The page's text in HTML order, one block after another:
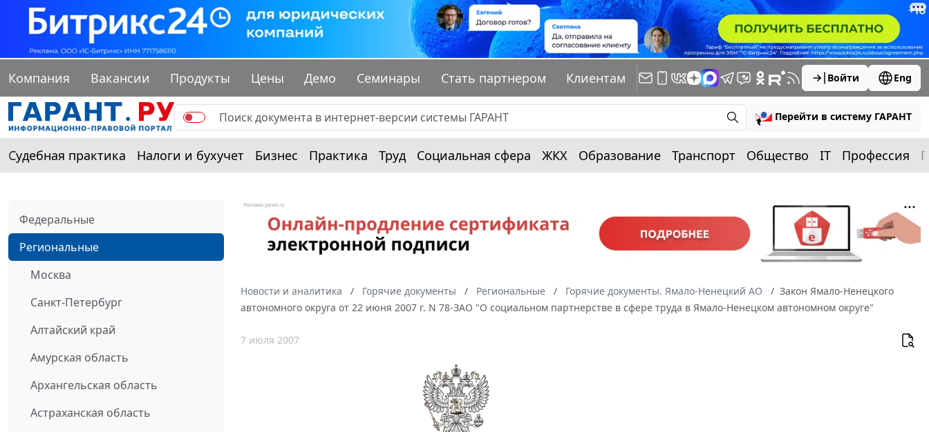
Компания Вакансии Продукты Цены Демо Семинары Стать партнером Клиентам Войти Eng
Перейти в систему ГАРАНТ
Судебная практика Налоги и бухучет Бизнес Практика Труд Социальная сфера ЖКХ Образование Транспорт Общество IT Профессия
Федеральные
Региональные
Москва
Санкт-Петербург
Алтайский край
Амурская область
Архангельская область
Астраханская область
Новости и аналитика Горячие документы Региональные Горячие документы. Ямало-Ненецкий АО
Закон Ямало-Ненецкого
автономного округа от 22 июня 2007 г. N 78-ЗАО "О социальном партнерстве в сфере труда в Ямало-Ненецком автономном округе"
7 июля 2007